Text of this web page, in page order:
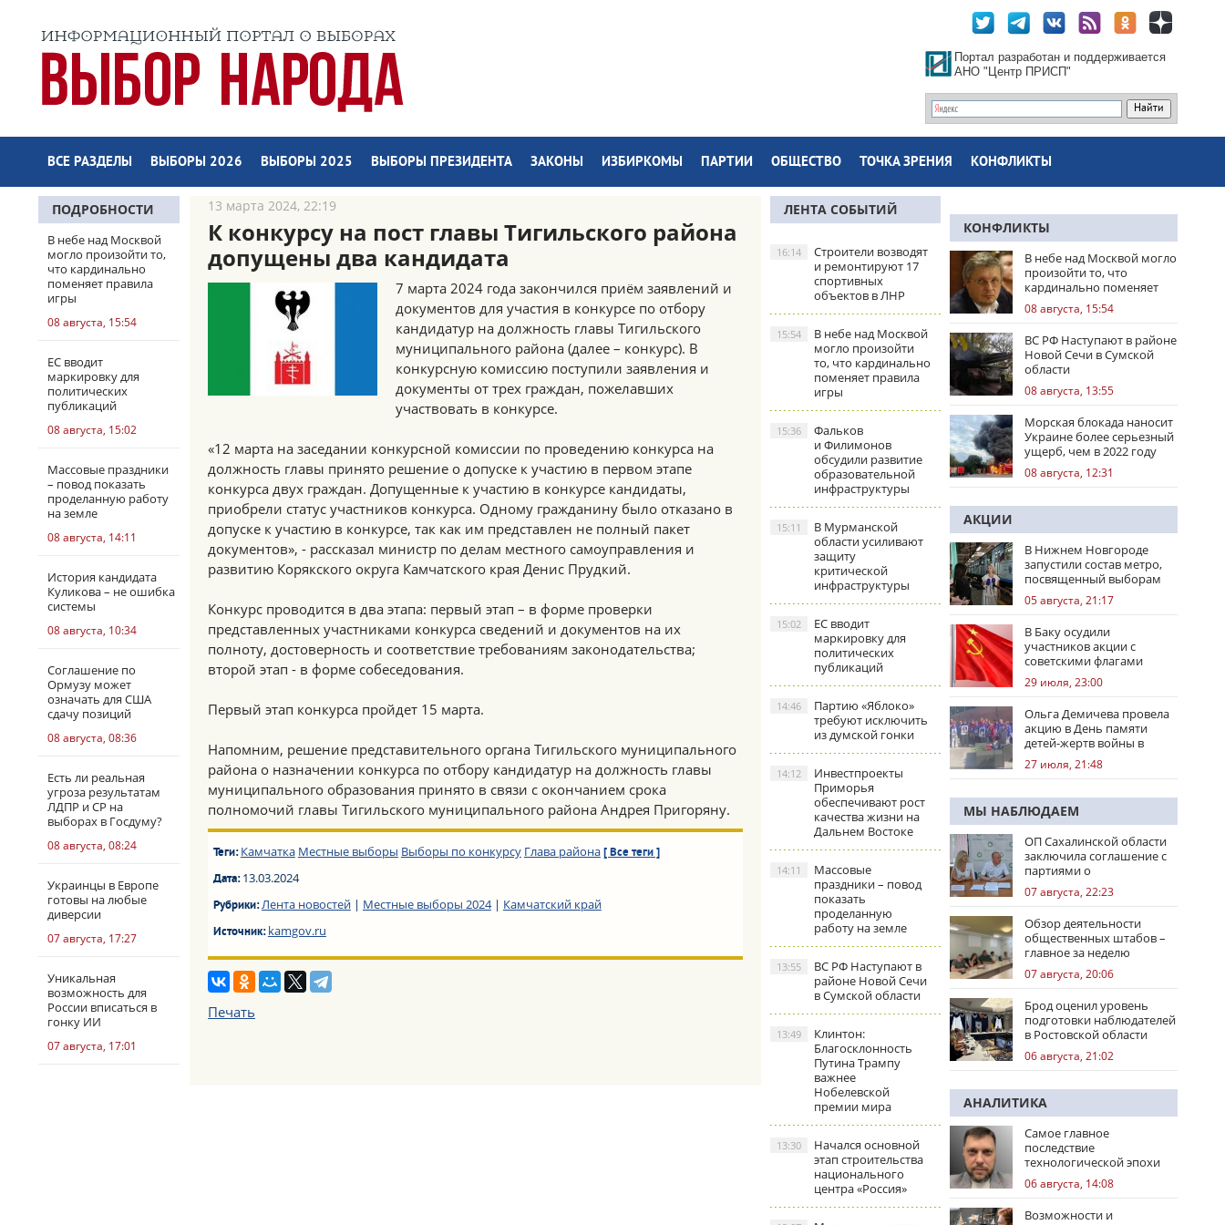
Портал разработан и поддерживается
АНО "Центр ПРИСП"
ВСЕ РАЗДЕЛЫ ВЫБОРЫ 2026 ВЫБОРЫ 2025 ВЫБОРЫ ПРЕЗИДЕНТА ЗАКОНЫ ИЗБИРКОМЫ ПАРТИИ ОБЩЕСТВО ТОЧКА ЗРЕНИЯ КОНФЛИКТЫ
ПОДРОБНОСТИ
В небе над Москвой
могло произойти то,
что кардинально
поменяет правила
игры
08 августа, 15:54
ЕС вводит
маркировку для
политических
публикаций
08 августа, 15:02
Массовые праздники
– повод показать
проделанную работу
на земле
08 августа, 14:11
История кандидата
Куликова – не ошибка
системы
08 августа, 10:34
Соглашение по
Ормузу может
означать для США
сдачу позиций
08 августа, 08:36
Есть ли реальная
угроза результатам
ЛДПР и СР на
выборах в Госдуму?
08 августа, 08:24
Украинцы в Европе
готовы на любые
диверсии
07 августа, 17:27
Уникальная
возможность для
России вписаться в
гонку ИИ
07 августа, 17:01
13 марта 2024, 22:19
К конкурсу на пост главы Тигильского района
допущены два кандидата
7 марта 2024 года закончился приём заявлений и
документов для участия в конкурсе по отбору
кандидатур на должность главы Тигильского
муниципального района (далее – конкурс). В
конкурсную комиссию поступили заявления и
документы от трех граждан, пожелавших
участвовать в конкурсе.
«12 марта на заседании конкурсной комиссии по проведению конкурса на
должность главы принято решение о допуске к участию в первом этапе
конкурса двух граждан. Допущенные к участию в конкурсе кандидаты,
приобрели статус участников конкурса. Одному гражданину было отказано в
допуске к участию в конкурсе, так как им представлен не полный пакет
документов», - рассказал министр по делам местного самоуправления и
развитию Корякского округа Камчатского края Денис Прудкий.
Конкурс проводится в два этапа: первый этап – в форме проверки
представленных участниками конкурса сведений и документов на их
полноту, достоверность и соответствие требованиям законодательства;
второй этап - в форме собеседования.
Первый этап конкурса пройдет 15 марта.
Напомним, решение представительного органа Тигильского муниципального
района о назначении конкурса по отбору кандидатур на должность главы
муниципального образования принято в связи с окончанием срока
полномочий главы Тигильского муниципального района Андрея Пригоряну.
Теги: Камчатка Местные выборы Выборы по конкурсу Глава района [ Все теги ]
Дата:13.03.2024
Рубрики:Лента новостей| Местные выборы 2024| Камчатский край
Источник:kamgov.ru
Печать
ЛЕНТА СОБЫТИЙ
Строители возводят
и ремонтируют 17
спортивных
объектов в ЛНР
16:14
В небе над Москвой
могло произойти
то, что кардинально
поменяет правила
игры
15:54
Фальков
и Филимонов
обсудили развитие
образовательной
инфраструктуры
15:36
В Мурманской
области усиливают
защиту
критической
инфраструктуры
15:11
ЕС вводит
маркировку для
политических
публикаций
15:02
Партию «Яблоко»
требуют исключить
из думской гонки
14:46
Инвестпроекты
Приморья
обеспечивают рост
качества жизни на
Дальнем Востоке
14:12
Массовые
праздники – повод
показать
проделанную
работу на земле
14:11
ВС РФ Наступают в
районе Новой Сечи
в Сумской области
13:55
Клинтон:
Благосклонность
Путина Трампу
важнее
Нобелевской
премии мира
13:49
Начался основной
этап строительства
национального
центра «Россия»
13:30
КОНФЛИКТЫ
В небе над Москвой могло
произойти то, что
кардинально поменяет
правила игры
08 августа, 15:54
ВС РФ Наступают в районе
Новой Сечи в Сумской
области
08 августа, 13:55
Морская блокада наносит
Украине более серьезный
ущерб, чем в 2022 году
08 августа, 12:31
АКЦИИ
В Нижнем Новгороде
запустили состав метро,
посвященный выборам
05 августа, 21:17
В Баку осудили
участников акции с
советскими флагами
29 июля, 23:00
Ольга Демичева провела
акцию в День памяти
детей-жертв войны в
Донбассе
27 июля, 21:48
МЫ НАБЛЮДАЕМ
ОП Сахалинской области
заключила соглашение с
партиями о
сотрудничестве на
выборах
07 августа, 22:23
Обзор деятельности
общественных штабов –
главное за неделю
07 августа, 20:06
Брод оценил уровень
подготовки наблюдателей
в Ростовской области
06 августа, 21:02
АНАЛИТИКА
Самое главное
последствие
технологической эпохи
06 августа, 14:08
Возможности и